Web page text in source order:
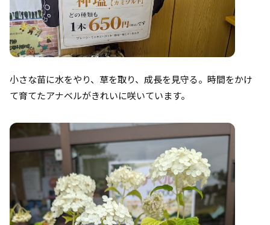
小さな苗に水をやり、草を取り、成長を見守る。時間をかけ
て育てたアナベルがきれいに咲いています。